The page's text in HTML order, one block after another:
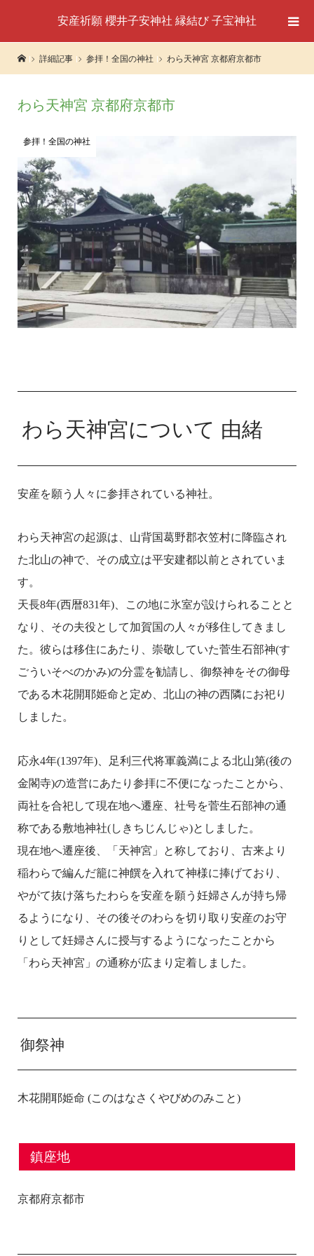
安産祈願 櫻井子安神社 縁結び 子宝神社
詳細記事 参拝！全国の神社 わら天神宮 京都府京都市
わら天神宮 京都府京都市
参拝！全国の神社
わら天神宮について 由緒
安産を願う人々に参拝されている神社。
わら天神宮の起源は、山背国葛野郡衣笠村に降臨され
た北山の神で、その成立は平安建都以前とされていま
す。
天長8年(西暦831年)、この地に氷室が設けられることと
なり、その夫役として加賀国の人々が移住してきまし
た。彼らは移住にあたり、崇敬していた菅生石部神(す
ごういそべのかみ)の分霊を勧請し、御祭神をその御母
である木花開耶姫命と定め、北山の神の西隣にお祀り
しました。
応永4年(1397年)、足利三代将軍義満による北山第(後の
金閣寺)の造営にあたり参拝に不便になったことから、
両社を合祀して現在地へ遷座、社号を菅生石部神の通
称である敷地神社(しきちじんじゃ)としました。
現在地へ遷座後、「天神宮」と称しており、古来より
稲わらで編んだ籠に神饌を入れて神様に捧げており、
やがて抜け落ちたわらを安産を願う妊婦さんが持ち帰
るようになり、その後そのわらを切り取り安産のお守
りとして妊婦さんに授与するようになったことから
「わら天神宮」の通称が広まり定着しました。
御祭神
木花開耶姫命 (このはなさくやびめのみこと)
鎮座地
京都府京都市